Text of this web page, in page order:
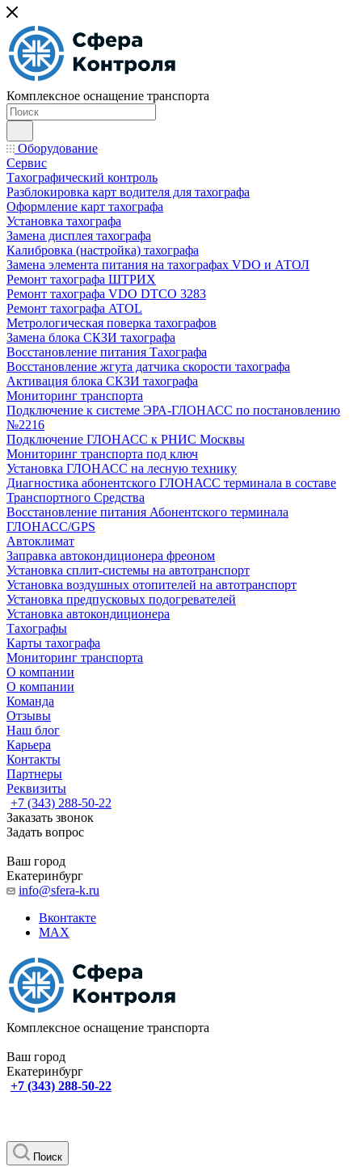
Комплексное оснащение транспорта
Оборудование
Сервис
Тахографический контроль
Разблокировка карт водителя для тахографа
Оформление карт тахографа
Установка тахографа
Замена дисплея тахографа
Калибровка (настройка) тахографа
Замена элемента питания на тахографах VDO и АТОЛ
Ремонт тахографа ШТРИХ
Ремонт тахографа VDO DTCO 3283
Ремонт тахографа ATOL
Метрологическая поверка тахографов
Замена блока СКЗИ тахографа
Восстановление питания Тахографа
Восстановление жгута датчика скорости тахографа
Активация блока СКЗИ тахографа
Мониторинг транспорта
Подключение к системе ЭРА-ГЛОНАСС по постановлению
№2216
Подключение ГЛОНАСС к РНИС Москвы
Мониторинг транспорта под ключ
Установка ГЛОНАСС на лесную технику
Диагностика абонентского ГЛОНАСС терминала в составе
Транспортного Средства
Восстановление питания Абонентского терминала
ГЛОНАСС/GPS
Автоклимат
Заправка автокондиционера фреоном
Установка сплит-системы на автотранспорт
Установка воздушных отопителей на автотранспорт
Установка предпусковых подогревателей
Установка автокондиционера
Тахографы
Карты тахографа
Мониторинг транспорта
О компании
О компании
Команда
Отзывы
Наш блог
Карьера
Контакты
Партнеры
Реквизиты
+7 (343) 288-50-22
Заказать звонок
Задать вопрос
Ваш город
Екатеринбург
info@sfera-k.ru
Вконтакте
MAX
Комплексное оснащение транспорта
Ваш город
Екатеринбург
+7 (343) 288-50-22
Поиск